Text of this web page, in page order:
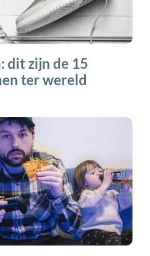
dit zijn de 15
ter wereld